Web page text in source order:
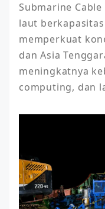
Submarine
laut
memperkuat
dan Asia
meningkatnya
computing, dan